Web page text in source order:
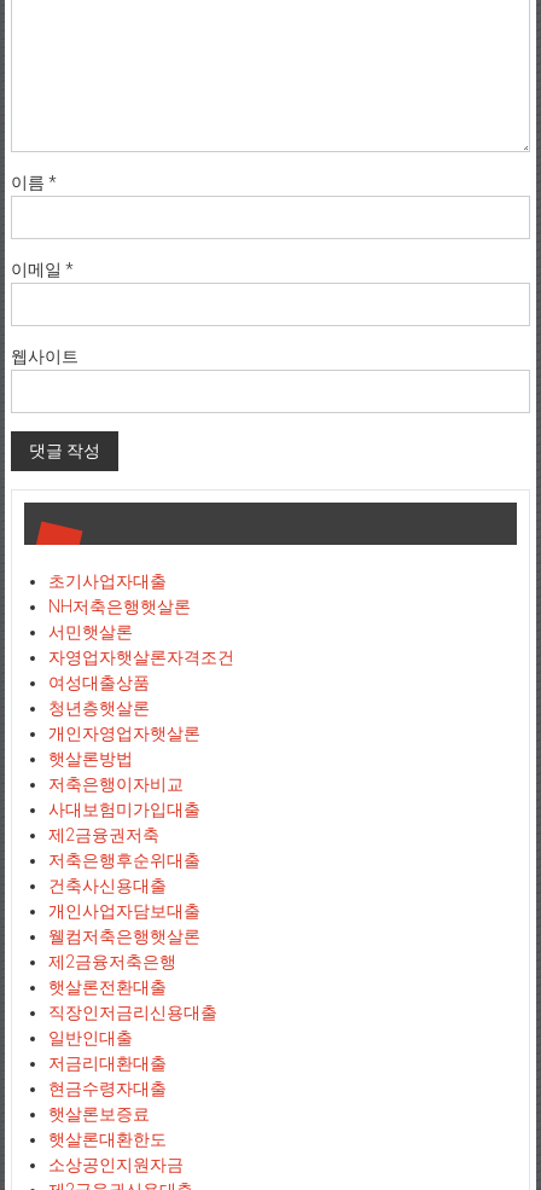
이름 *
이메일 *
웹사이트
초기사업자대출
NH저축은행햇살론
서민햇살론
자영업자햇살론자격조건
여성대출상품
청년층햇살론
개인자영업자햇살론
햇살론방법
저축은행이자비교
사대보험미가입대출
제2금융권저축
저축은행후순위대출
건축사신용대출
개인사업자담보대출
웰컴저축은행햇살론
제2금융저축은행
햇살론전환대출
직장인저금리신용대출
일반인대출
저금리대환대출
현금수령자대출
햇살론보증료
햇살론대환한도
소상공인지원자금